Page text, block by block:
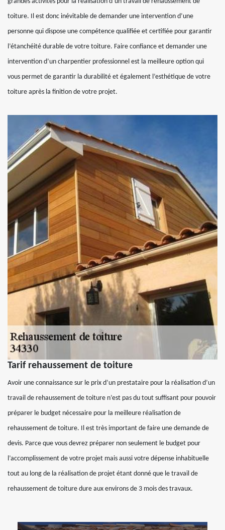
toiture. Il est donc inévitable de demander une intervention d’une
personne qui dispose une compétence qualifiée et certifiée pour garantir
l’étanchéité durable de votre toiture. Faire confiance et demander une
intervention d’un charpentier professionnel est la meilleure option qui
vous permet de garantir la durabilité et également l’esthétique de votre
toiture après la finition de votre projet.
Tarif rehaussement de toiture
Avoir une connaissance sur le prix d’un prestataire pour la réalisation d’un
travail de rehaussement de toiture n’est pas du tout suffisant pour pouvoir
préparer le budget nécessaire pour la meilleure réalisation de
rehaussement de toiture. Il est très important de faire une demande de
devis. Parce que vous devrez préparer non seulement le budget pour
l’accomplissement de votre projet mais aussi votre dépense inhabituelle
tout au long de la réalisation de projet étant donné que le travail de
rehaussement de toiture dure aux environs de 3 mois des travaux.